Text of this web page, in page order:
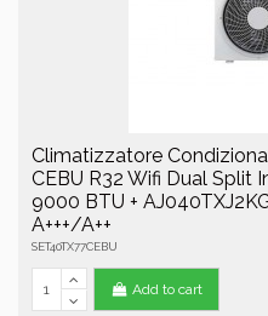
Climatizzatore
CEBU R32 Wifi Dual Split
9000 BTU +
A+++/A++
SET40TX77CEBU
Add to cart